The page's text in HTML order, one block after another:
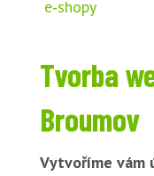
Tvorba
Broumov
Vytvoříme vám